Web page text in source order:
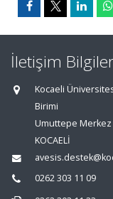
İletişim
Kocaeli
Birimi
Umuttepe Merkez
KOCAELİ
0262 303 11 09